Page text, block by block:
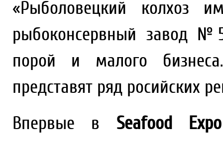
«Рыболовецкий колхоз
рыбоконсервный завод
порой и малого
представят ряд росийских
Впервые в Seafood